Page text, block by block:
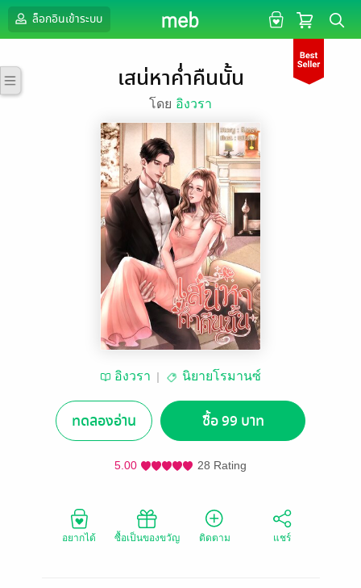
ล็อกอินเข้าระบบ
เสน่หาค่ำคืนนั้น
โดย อิงวรา
อิงวรา นิยายโรมานซ์
ทดลองอ่าน ซื้อ 99 บาท
5.00 28 Rating
อยากได้ ซื้อเป็นของขวัญ ติดตาม แชร์